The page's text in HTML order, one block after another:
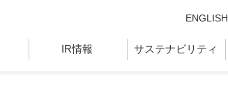
ENGLISH
IR情報 サステナビリティ